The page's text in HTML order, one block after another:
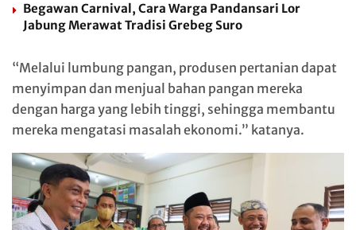
Begawan Carnival, Cara Warga Pandansari Lor
Jabung Merawat Tradisi Grebeg Suro
“Melalui lumbung pangan, produsen pertanian dapat
menyimpan dan menjual bahan pangan mereka
dengan harga yang lebih tinggi, sehingga membantu
mereka mengatasi masalah ekonomi.” katanya.